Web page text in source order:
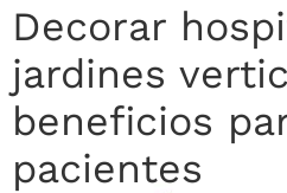
Decorar
jardines
beneficios
pacientes